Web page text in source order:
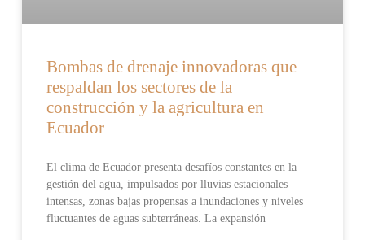
Bombas de drenaje innovadoras que
respaldan los sectores de la
construcción y la agricultura en
Ecuador
El clima de Ecuador presenta desafíos constantes en la
gestión del agua, impulsados por lluvias estacionales
intensas, zonas bajas propensas a inundaciones y niveles
fluctuantes de aguas subterráneas. La expansión